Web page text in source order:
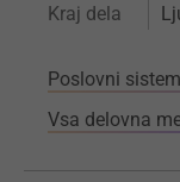
Kraj dela
Poslovni
Vsa delovna